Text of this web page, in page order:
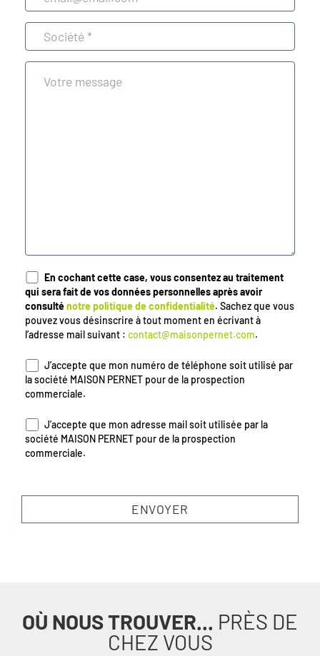
En cochant cette case, vous consentez au traitement
qui sera fait de vos données personnelles après avoir
consulténotre politique de confidentialité. Sachez que vous
pouvez vous désinscrire à tout moment en écrivant à
l’adresse mail suivant : contact@maisonpernet.com.
J’accepte que mon numéro de téléphone soit utilisé par
la société MAISON PERNET pour de la prospection
commerciale.
J’accepte que mon adresse mail soit utilisée par la
société MAISON PERNET pour de la prospection
commerciale.
OÙ NOUS TROUVER... PRÈS DE
CHEZ VOUS